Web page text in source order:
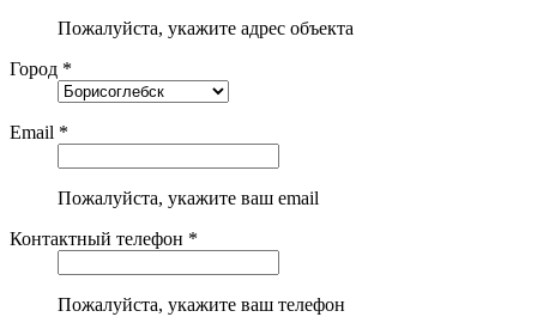
Пожалуйста, укажите адрес объекта
Город *
Email *
Пожалуйста, укажите ваш email
Контактный телефон *
Пожалуйста, укажите ваш телефон